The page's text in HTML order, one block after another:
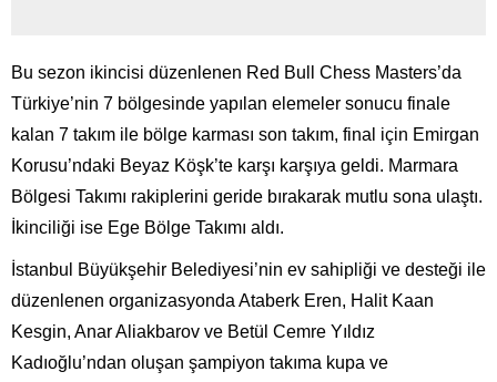
Bu sezon ikincisi düzenlenen Red Bull Chess Masters’da
Türkiye’nin 7 bölgesinde yapılan elemeler sonucu finale
kalan 7 takım ile bölge karması son takım, final için Emirgan
Korusu’ndaki Beyaz Köşk’te karşı karşıya geldi. Marmara
Bölgesi Takımı rakiplerini geride bırakarak mutlu sona ulaştı.
İkinciliği ise Ege Bölge Takımı aldı.
İstanbul Büyükşehir Belediyesi’nin ev sahipliği ve desteği ile
düzenlenen organizasyonda Ataberk Eren, Halit Kaan
Kesgin, Anar Aliakbarov ve Betül Cemre Yıldız
Kadıoğlu’ndan oluşan şampiyon takıma kupa ve